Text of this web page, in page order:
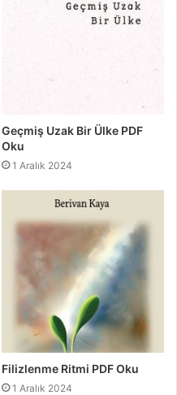
Geçmiş Uzak Bir Ülke PDF
Oku
1 Aralık 2024
Filizlenme Ritmi PDF Oku
1 Aralık 2024